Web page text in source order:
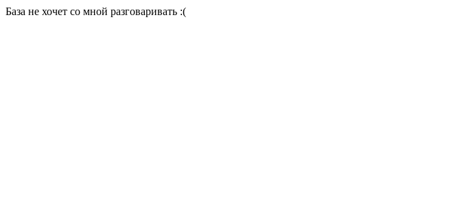
База не хочет со мной разговаривать :(